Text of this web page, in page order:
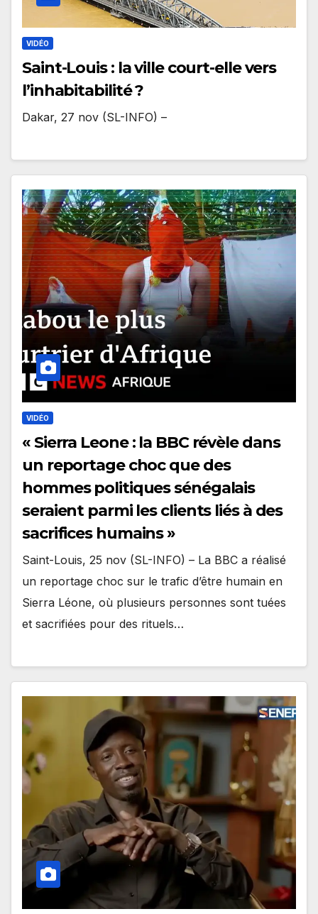
VIDÉO
Saint-Louis : la ville court-elle vers
l’inhabitabilité ?
Dakar, 27 nov (SL-INFO) –
VIDÉO
« Sierra Leone : la BBC révèle dans
un reportage choc que des
hommes politiques sénégalais
seraient parmi les clients liés à des
sacrifices humains »
Saint-Louis, 25 nov (SL-INFO) – La BBC a réalisé
un reportage choc sur le trafic d’être humain en
Sierra Léone, où plusieurs personnes sont tuées
et sacrifiées pour des rituels…